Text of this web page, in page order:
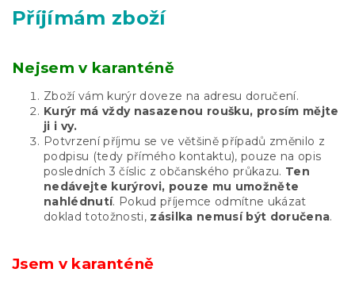
Příjímám zboží
Nejsem v karanténě
Zboží vám kurýr doveze na adresu doručení.
Kurýr má vždy nasazenou roušku, prosím mějte
ji i vy.
Potvrzení příjmu se ve většině případů změnilo z
podpisu (tedy přímého kontaktu), pouze na opis
posledních 3 číslic z občanského průkazu. Ten
nedávejte kurýrovi, pouze mu umožněte
nahlédnutí. Pokud příjemce odmítne ukázat
doklad totožnosti, zásilka nemusí být doručena.
Jsem v karanténě